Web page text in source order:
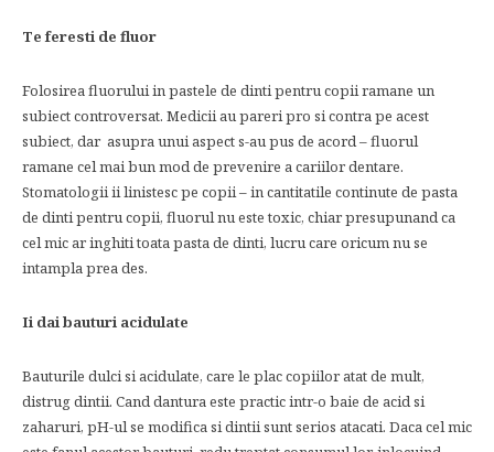
Te feresti de fluor
Folosirea fluorului in pastele de dinti pentru copii ramane un
subiect controversat. Medicii au pareri pro si contra pe acest
subiect, dar asupra unui aspect s-au pus de acord – fluorul
ramane cel mai bun mod de prevenire a cariilor dentare.
Stomatologii ii linistesc pe copii – in cantitatile continute de pasta
de dinti pentru copii, fluorul nu este toxic, chiar presupunand ca
cel mic ar inghiti toata pasta de dinti, lucru care oricum nu se
intampla prea des.
Ii dai bauturi acidulate
Bauturile dulci si acidulate, care le plac copiilor atat de mult,
distrug dintii. Cand dantura este practic intr-o baie de acid si
zaharuri, pH-ul se modifica si dintii sunt serios atacati. Daca cel mic